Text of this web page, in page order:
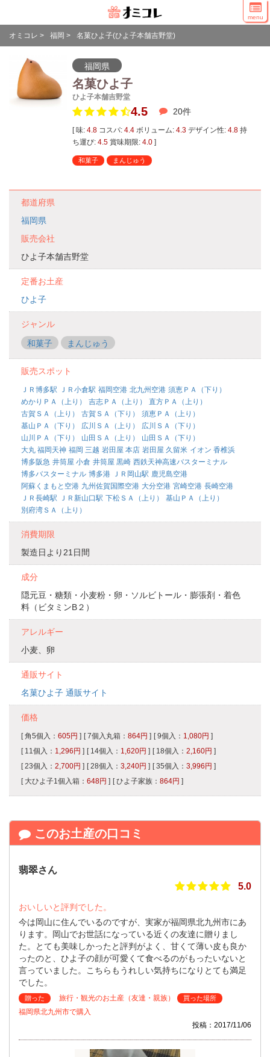
menu
オミコレ > 福岡 > 名菓ひよ子(ひよ子本舗吉野堂)
福岡県
名菓ひよ子
ひよ子本舗吉野堂
4.5 20件
[ 味: 4.8コスパ: 4.4ボリューム: 4.3デザイン性: 4.8持
ち運び: 4.5賞味期限: 4.0]
和菓子 まんじゅう
都道府県
福岡県
販売会社
ひよ子本舗吉野堂
定番お土産
ひよ子
ジャンル
和菓子
まんじゅう
販売スポット
ＪＲ博多駅 ＪＲ小倉駅 福岡空港 北九州空港 須恵ＰＡ（下り）
めかりＰＡ（上り）
吉志ＰＡ（上り）
直方ＰＡ（上り）
古賀ＳＡ（上り）
古賀ＳＡ（下り）
須恵ＰＡ（上り）
基山ＰＡ（下り）
広川ＳＡ（上り）
広川ＳＡ（下り）
山川ＰＡ（下り）
山田ＳＡ（上り）
山田ＳＡ（下り）
大丸 福岡天神 福岡 三越 岩田屋 本店 岩田屋 久留米 イオン 香椎浜
博多阪急 井筒屋 小倉 井筒屋 黒崎 西鉄天神高速バスターミナル
博多バスターミナル 博多港 ＪＲ岡山駅 鹿児島空港
阿蘇くまもと空港 九州佐賀国際空港 大分空港 宮崎空港 長崎空港
ＪＲ長崎駅
ＪＲ新山口駅 下松ＳＡ（上り）
基山ＰＡ（上り）
別府湾ＳＡ（上り）
消費期限
製造日より21日間
成分
隠元豆・糖類・小麦粉・卵・ソルビトール・膨張剤・着色
料（ビタミンB２）
アレルギー
小麦、卵
通販サイト
名菓ひよ子 通販サイト
価格
[ 角5個入： 605円 ] [ 7個入丸箱： 864円 ] [ 9個入： 1,080円 ]
[ 11個入： 1,296円 ] [ 14個入： 1,620円 ] [ 18個入： 2,160円 ]
[ 23個入： 2,700円 ] [ 28個入： 3,240円 ] [ 35個入： 3,996円 ]
[ 大ひよ子1個入箱： 648円 ] [ ひよ子家族： 864円 ]
このお土産の口コミ
翡翠さん
5.0
おいしいと評判でした。
今は岡山に住んでいるのですが、実家が福岡県北九州市にあ
ります。岡山でお世話になっている近くの友達に贈りまし
た。とても美味しかったと評判がよく、甘くて薄い皮も良か
ったのと、ひよ子の顔が可愛くて食べるのがもったいないと
言っていました。こちらもうれしい気持ちになりとても満足
でした。
贈った 旅行・観光のお土産（友達・親族） 買った場所
福岡県北九州市で購入
投稿：2017/11/06